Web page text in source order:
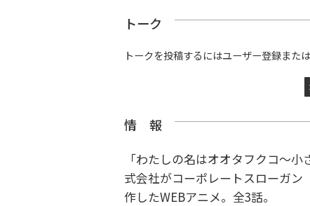
トーク
トークを投稿するにはユーザー登録また
情 報
「わたしの名はオオタフクコ〜
式会社がコーポレートスローガ
作したWEBアニメ。全3話。